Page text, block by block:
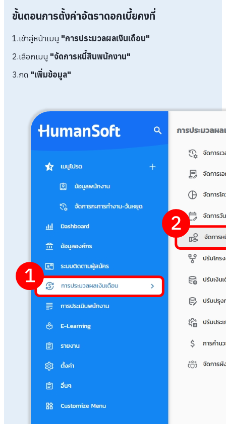
ขั้นตอนการตั้งค่าอัตราดอกเบี้ยคงที่
1.เข้าสู่หน้าเมนู "การประมวลผลเงินเดือน"
2.เลือกเมนู "จัดการหนี้สินพนักงาน"
3.กด "เพิ่มข้อมูล"